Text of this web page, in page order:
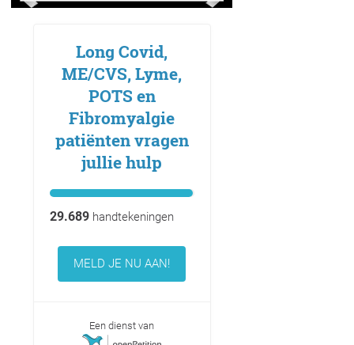
Long Covid,
ME/CVS, Lyme,
POTS en
Fibromyalgie
patiënten vragen
jullie hulp
29.689handtekeningen
MELD JE NU AAN!
Een dienst van